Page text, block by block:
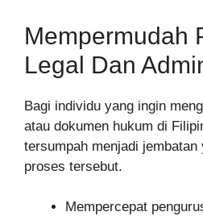
Mempermudah
Legal Dan
Bagi individu yang ingin
atau dokumen hukum di
tersumpah menjadi jembatan
proses tersebut.
Mempercepat